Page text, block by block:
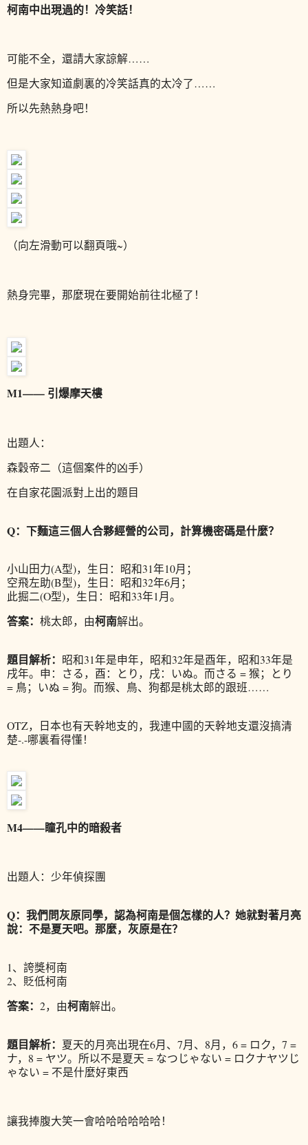
柯南中出現過的！ 冷笑話！
可能不全，還請大家諒解……
但是大家知道劇裏的冷笑話真的太冷了……
所以先熱熱身吧！
（向左滑動可以翻頁哦~）
熱身完畢，那麼現在要開始前往北極了！
M1—— 引爆摩天樓
出題人：
森穀帝二 （這個案件的凶手）
在自家花園派對上出的題目
Q：下麵這三個人合夥經營的公司，計算機密碼是什麼？
小山田力(A型)，生日：昭和31年10月；
空飛左助(B型)，生日：昭和32年6月；
此掘二(O型)，生日：昭和33年1月。
答案： 桃太郎，由柯南解出。
題目解析： 昭和31年是申年，昭和32年是酉年，昭和33年是
戌年。申：さる，酉：とり，戌：いぬ。而さる = 猴；とり
= 鳥；いぬ = 狗。而猴、鳥、狗都是桃太郎的跟班……
OTZ，日本也有天幹地支的，我連中國的天幹地支還沒搞清
楚-.-哪裏看得懂！
M4——瞳孔中的暗殺者
出題人：少年偵探團
Q：我們問灰原同學，認為柯南是個怎樣的人？她就對著月亮
說：不是夏天吧。那麼，灰原是在？
1、誇獎柯南
2、貶低柯南
答案： 2，由柯南解出。
題目解析： 夏天的月亮出現在6月、7月、8月，6 = ロク，7 =
ナ，8 = ヤツ。所以不是夏天 = なつじゃない = ロクナヤツじ
ゃない = 不是什麼好東西
讓我捧腹大笑一會哈哈哈哈哈哈！